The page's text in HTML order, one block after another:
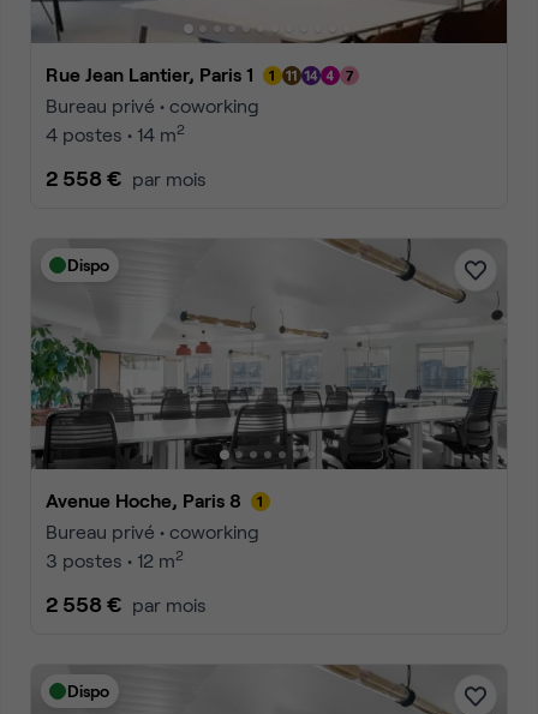
Rue Jean Lantier, Paris 1
Bureau privé • coworking
4 postes • 14 m2
2 558 € par mois
Dispo
Avenue Hoche, Paris 8
Bureau privé • coworking
3 postes • 12 m2
2 558 € par mois
Dispo